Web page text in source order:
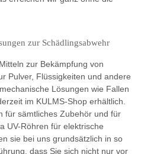
zur Schädlingsabwehr
zur Bekämpfung von
Pulver, Flüssigkeiten und andere
Lösungen wie Fallen
im KULMS-Shop erhältlich.
für sämtliches Zubehör und für
UV-Röhren für elektrische
sie bei uns grundsätzlich in so
dass Sie sich nicht nur vor